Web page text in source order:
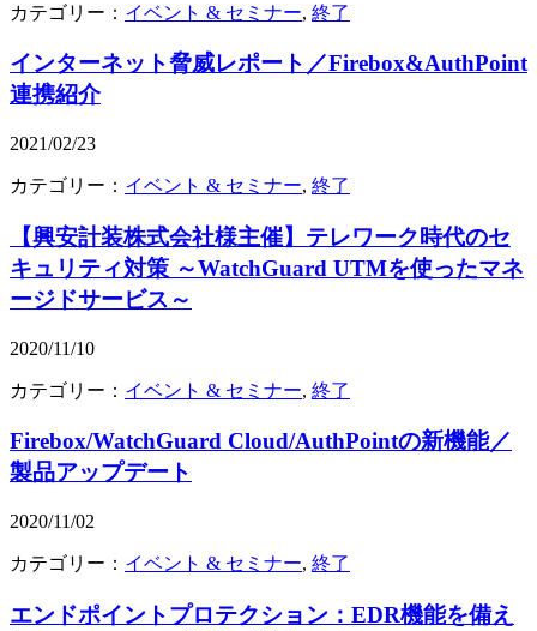
カテゴリー： イベント & セミナー, 終了
インターネット脅威レポート／Firebox&AuthPoint
連携紹介
2021/02/23
カテゴリー： イベント & セミナー, 終了
【興安計装株式会社様主催】テレワーク時代のセ
キュリティ対策 ～WatchGuard UTMを使ったマネ
ージドサービス～
2020/11/10
カテゴリー： イベント & セミナー, 終了
Firebox/WatchGuard Cloud/AuthPointの新機能／
製品アップデート
2020/11/02
カテゴリー： イベント & セミナー, 終了
エンドポイントプロテクション：EDR機能を備え